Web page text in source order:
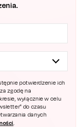
potwierdzenie ich
zgodę na
wyłącznie w celu
do czasu
danych
.